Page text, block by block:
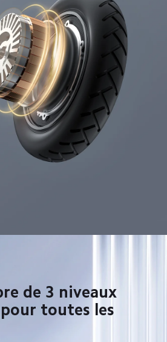
de 3 niveaux
toutes les